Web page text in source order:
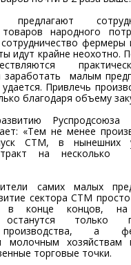
народного
фермеры
идут крайне неохотно.
заработать малым
Привлечь
благодаря объему
Руспродсоюза
«Тем не менее
СТМ, в нынешних
на
самих малых
сектора СТМ
конце концов, на
останутся только
производства, а
молочным хозяйствам
торговые точки.